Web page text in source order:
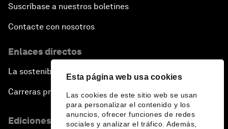
Esta página web usa cookies
Las cookies de este sitio web se usan
para personalizar el contenido y los
anuncios, ofrecer funciones de redes
sociales y analizar el tráfico. Además,
Suscríbase a nuestros boletines
Contacte con nosotros
Enlaces directos
La sostenibilidad en el Foro
Carreras profesionales
Ediciones en otros idiomas